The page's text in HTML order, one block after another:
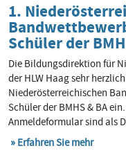
1.
Schüler der
Die Bildungsdirektion für
der HLW Haag sehr
Niederösterreichischen
Schüler der BMHS & BA
Anmeldeformular sind als
Erfahren Sie mehr